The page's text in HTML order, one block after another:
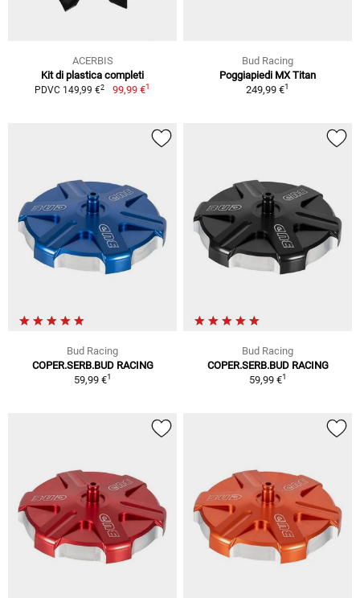
ACERBIS
Kit di plastica completi
PDVC 149,99 €2 99,99 €1
Bud Racing
Poggiapiedi MX Titan
249,99 €1
Bud Racing
COPER.SERB.BUD RACING
59,99 €1
Bud Racing
COPER.SERB.BUD RACING
59,99 €1